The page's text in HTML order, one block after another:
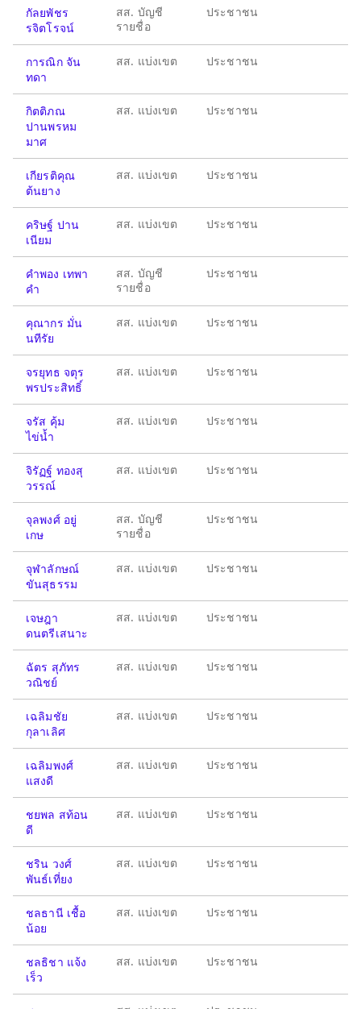
กัลยพัชร
รจิตโรจน์
สส. บัญชี
รายชื่อ
ประชาชน
การณิก จัน
ทดา
สส. แบ่งเขต ประชาชน
กิตติภณ
ปานพรหม
มาศ
สส. แบ่งเขต ประชาชน
เกียรติคุณ
ต้นยาง
สส. แบ่งเขต ประชาชน
คริษฐ์ ปาน
เนียม
สส. แบ่งเขต ประชาชน
คำพอง เทพา
คำ
สส. บัญชี
รายชื่อ
ประชาชน
คุณากร มั่น
นทีรัย
สส. แบ่งเขต ประชาชน
จรยุทธ จตุร
พรประสิทธิ์
สส. แบ่งเขต ประชาชน
จรัส คุ้ม
ไข่น้ำ
สส. แบ่งเขต ประชาชน
จิรัฏฐ์ ทองสุ
วรรณ์
สส. แบ่งเขต ประชาชน
จุลพงศ์ อยู่
เกษ
สส. บัญชี
รายชื่อ
ประชาชน
จุฬาลักษณ์
ขันสุธรรม
สส. แบ่งเขต ประชาชน
เจษฎา
ดนตรีเสนาะ
สส. แบ่งเขต ประชาชน
ฉัตร สุภัทร
วณิชย์
สส. แบ่งเขต ประชาชน
เฉลิมชัย
กุลาเลิศ
สส. แบ่งเขต ประชาชน
เฉลิมพงศ์
แสงดี
สส. แบ่งเขต ประชาชน
ชยพล สท้อน
ดี
สส. แบ่งเขต ประชาชน
ชริน วงศ์
พันธ์เที่ยง
สส. แบ่งเขต ประชาชน
ชลธานี เชื้อ
น้อย
สส. แบ่งเขต ประชาชน
ชลธิชา แจ้ง
เร็ว
สส. แบ่งเขต ประชาชน